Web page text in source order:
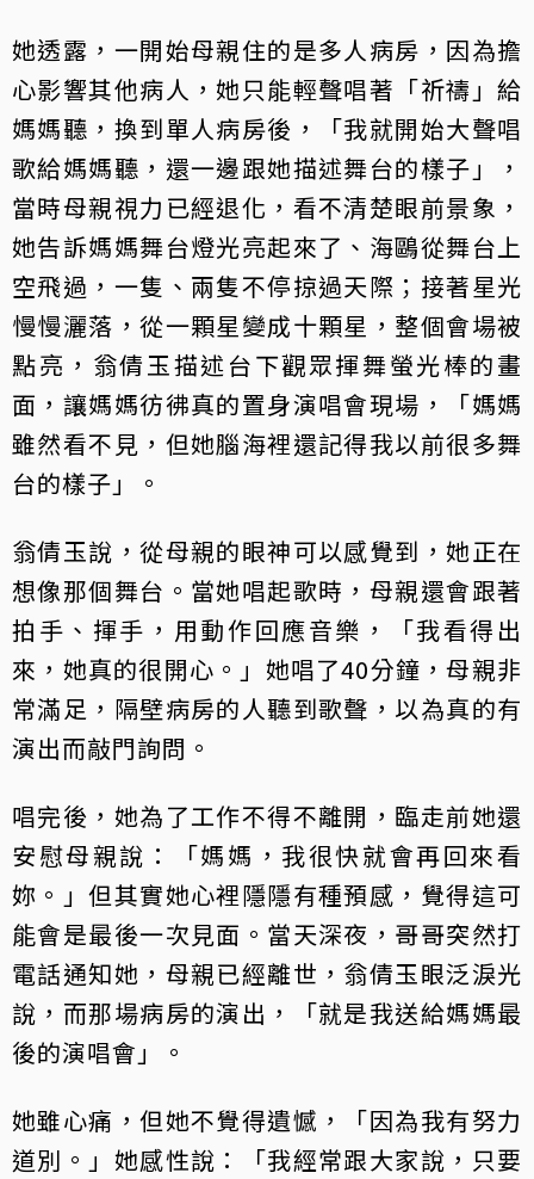
她透露，一開始母親住的是多人病房，因為擔
心影響其他病人，她只能輕聲唱著「祈禱」給
媽媽聽，換到單人病房後，「我就開始大聲唱
歌給媽媽聽，還一邊跟她描述舞台的樣子」，
當時母親視力已經退化，看不清楚眼前景象，
她告訴媽媽舞台燈光亮起來了、海鷗從舞台上
空飛過，一隻、兩隻不停掠過天際；接著星光
慢慢灑落，從一顆星變成十顆星，整個會場被
點亮，翁倩玉描述台下觀眾揮舞螢光棒的畫
面，讓媽媽彷彿真的置身演唱會現場，「媽媽
雖然看不見，但她腦海裡還記得我以前很多舞
台的樣子」。
翁倩玉說，從母親的眼神可以感覺到，她正在
想像那個舞台。當她唱起歌時，母親還會跟著
拍手、揮手，用動作回應音樂，「我看得出
來，她真的很開心。」她唱了40分鐘，母親非
常滿足，隔壁病房的人聽到歌聲，以為真的有
演出而敲門詢問。
唱完後，她為了工作不得不離開，臨走前她還
安慰母親說：「媽媽，我很快就會再回來看
妳。」但其實她心裡隱隱有種預感，覺得這可
能會是最後一次見面。當天深夜，哥哥突然打
電話通知她，母親已經離世，翁倩玉眼泛淚光
說，而那場病房的演出，「就是我送給媽媽最
後的演唱會」。
她雖心痛，但她不覺得遺憾，「因為我有努力
道別。」她感性說：「我經常跟大家說，只要